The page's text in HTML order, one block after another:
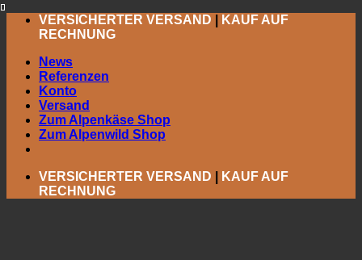
Zum
VERSICHERTER VERSAND
KAUF AUF
RECHNUNG
News
Referenzen
Konto
Versand
Zum Alpenkäse Shop
Zum Alpenwild Shop
VERSICHERTER VERSAND
KAUF AUF
RECHNUNG